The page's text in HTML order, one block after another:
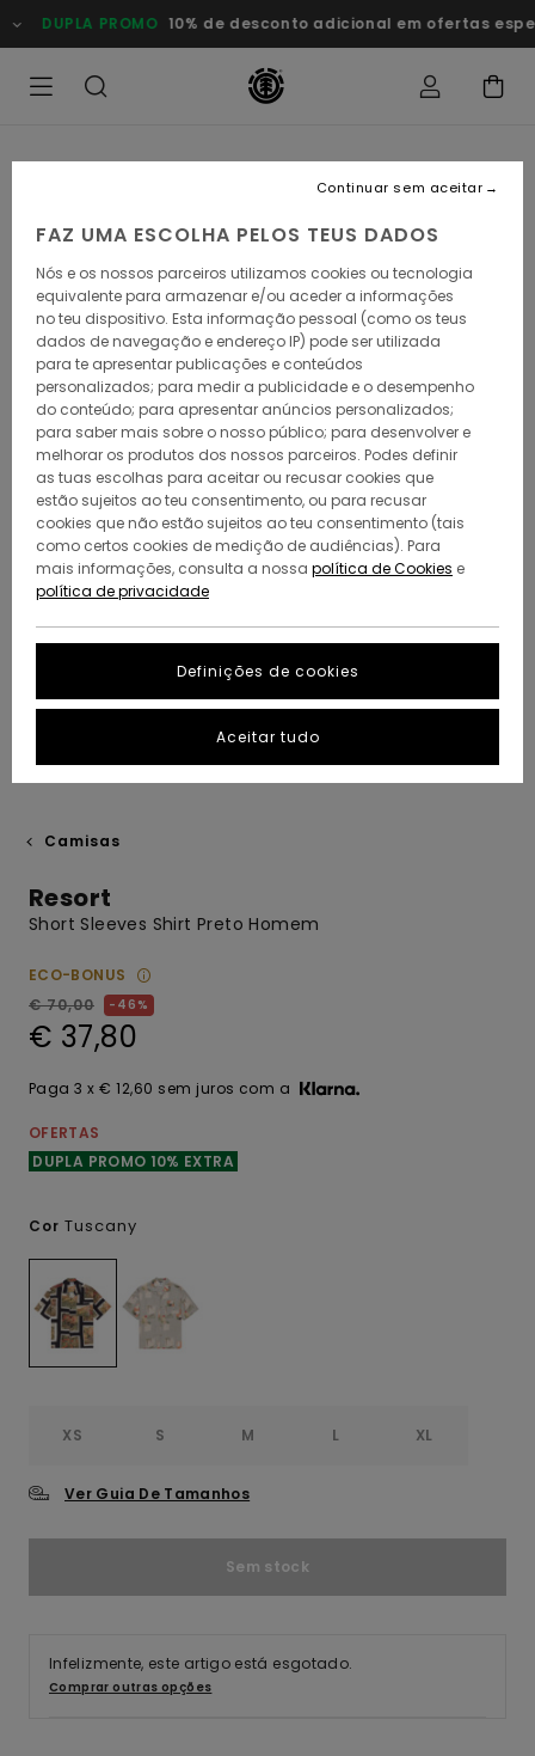
para
a
DUPLA PROMO 10% de desconto adicional em ofertas
Camisas
Resort
Short Sleeves Shirt Preto Homem
ECO-BONUS
€ 70,00
46%
€ 37,80
Paga 3 x € 12,60 sem juros com a
OFERTAS
DUPLA PROMO 10% EXTRA
Cor Tuscany
XS S M L XL
Ver Guia De Tamanhos
Sem stock
Infelizmente, este artigo está esgotado.
Comprar outras opções
FAZ UMA ESCOLHA PELOS TEUS DADOS
Nós e os nossos parceiros utilizamos cookies ou tecnologia
equivalente para armazenar e/ou aceder a informações
no teu dispositivo. Esta informação pessoal (como os teus
dados de navegação e endereço IP) pode ser utilizada
para te apresentar publicações e conteúdos
personalizados; para medir a publicidade e o desempenho
do conteúdo; para apresentar anúncios personalizados;
para saber mais sobre o nosso público; para desenvolver e
melhorar os produtos dos nossos parceiros. Podes definir
as tuas escolhas para aceitar ou recusar cookies que
estão sujeitos ao teu consentimento, ou para recusar
cookies que não estão sujeitos ao teu consentimento (tais
como certos cookies de medição de audiências). Para
mais informações, consulta a nossa política de Cookies e
política de privacidade
Definições de cookies
Continuar sem aceitar
Aceitar tudo